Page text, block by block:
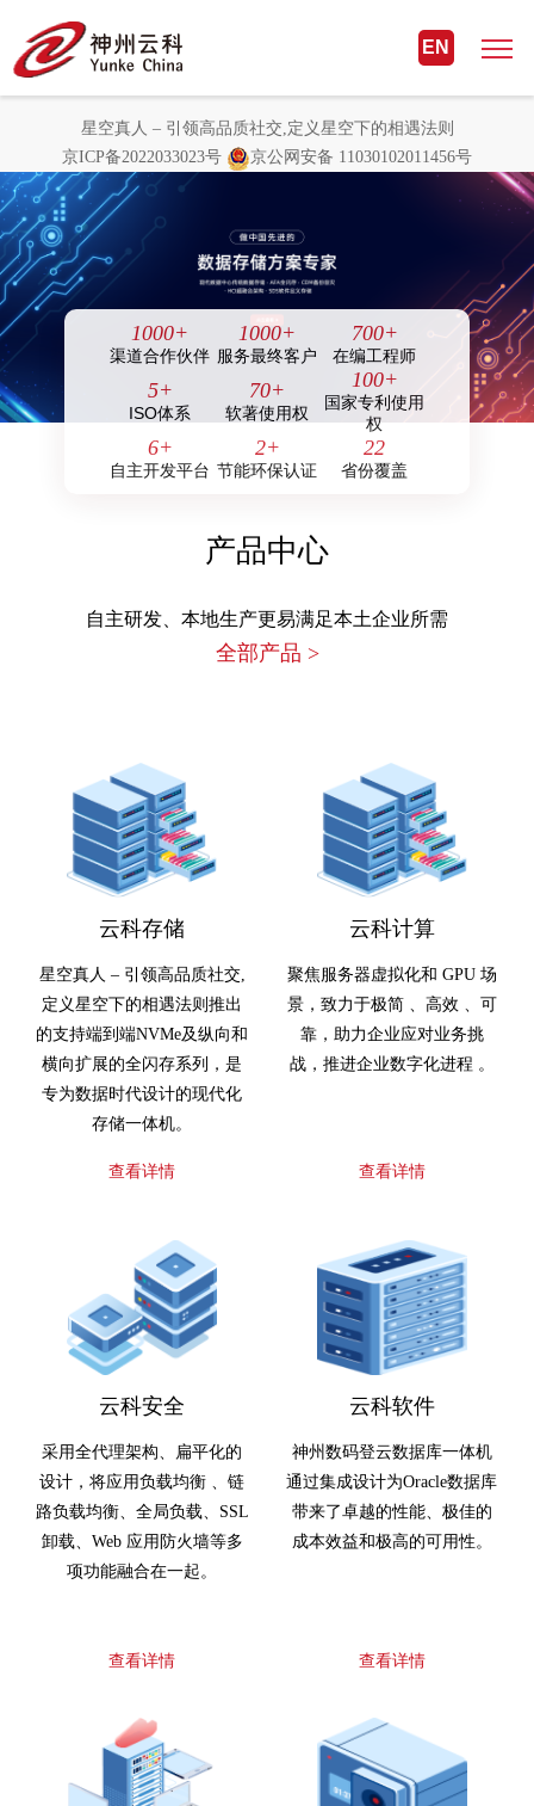
星空真人 – 引领高品质社交,定义星
空下的相遇法则
EN
星空真人 – 引领高品质社交,定义星空下的相遇法则
京ICP备2022033023号
京公网安备 11030102011456号
1000+
渠道合作伙伴
1000+
服务最终客户
700+
在编工程师
5+
ISO体系
70+
软著使用权
100+
国家专利使用
权
6+
自主开发平台
2+
节能环保认证
22
省份覆盖
产品中心
自主研发、本地生产更易满足本土企业所需
全部产品 >
云科存储
星空真人 – 引领高品质社交,
定义星空下的相遇法则推出
的支持端到端NVMe及纵向和
横向扩展的全闪存系列，是
专为数据时代设计的现代化
存储一体机。
查看详情
云科计算
聚焦服务器虚拟化和 GPU 场
景，致力于极简 、高效 、可
靠，助力企业应对业务挑
战，推进企业数字化进程 。
查看详情
云科安全
采用全代理架构、扁平化的
设计，将应用负载均衡 、链
路负载均衡、全局负载、SSL
卸载、Web 应用防火墙等多
项功能融合在一起。
查看详情
云科软件
神州数码登云数据库一体机
通过集成设计为Oracle数据库
带来了卓越的性能、极佳的
成本效益和极高的可用性。
查看详情